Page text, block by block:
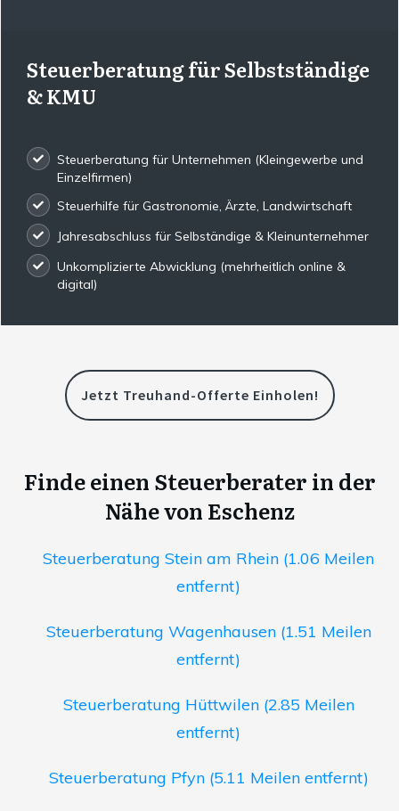
Steuerberatung für Selbstständige
& KMU
Steuerberatung für Unternehmen (Kleingewerbe und
Einzelfirmen)
Steuerhilfe für Gastronomie, Ärzte, Landwirtschaft
Jahresabschluss für Selbständige & Kleinunternehmer
Unkomplizierte Abwicklung (mehrheitlich online &
digital)
Jetzt Treuhand-Offerte Einholen!
Finde einen Steuerberater in der
Nähe von Eschenz
Steuerberatung Stein am Rhein (1.06 Meilen
entfernt)
Steuerberatung Wagenhausen (1.51 Meilen
entfernt)
Steuerberatung Hüttwilen (2.85 Meilen
entfernt)
Steuerberatung Pfyn (5.11 Meilen entfernt)